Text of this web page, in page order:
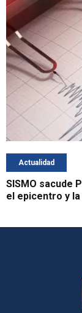
Actualidad
SISMO sacude
el epicentro y